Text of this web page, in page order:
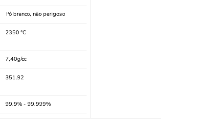
Pó branco, não perigoso
2350 °C
7,40g/cc
351.92
99.9% - 99.999%